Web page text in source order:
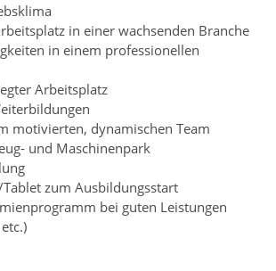
in einer wachsenden Branche
in einem professionellen
Arbeitsplatz
motivierten, dynamischen Team
und Maschinenpark
Tablet zum Ausbildungsstart
bei guten Leistungen